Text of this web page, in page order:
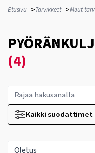
Etusivu >Tarvikkeet >Muut
(4)
Kaikki suodattimet